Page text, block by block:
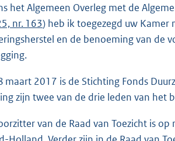
:
3
7
het Algemeen Overleg met de
nr. 163) heb ik toegezegd uw
en de benoeming van de
maart 2017 is de Stichting Fonds
zijn twee van de drie leden van het
van de Raad van Toezicht is